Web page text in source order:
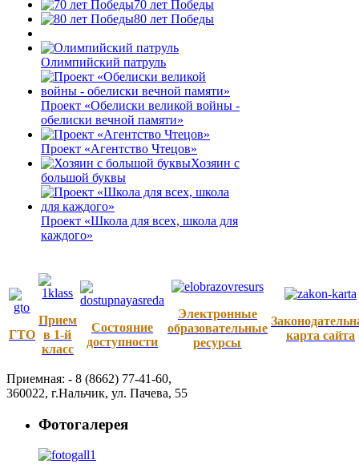
70 лет Победы
80 лет Победы
Олимпийский патруль
Проект «Обелиски великой войны -
обелиски вечной памяти»
Проект «Агентство Чтецов»
Хозяин с
большой буквы
Проект «Школа для всех, школа для
каждого»
ГТО
Прием
в 1-й
класс
Состояние
доступности
Электронные
образовательные
ресурсы
карта сайта
Приемная: - 8 (8662) 77-41-60,
360022, г.Нальчик, ул. Пачева, 55
Фотогалерея